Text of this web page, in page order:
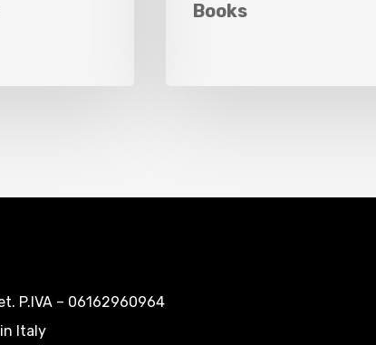
Books
P.IVA – 06162960964
Italy